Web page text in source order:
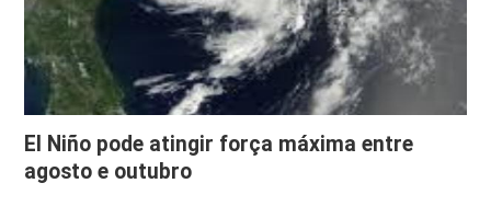
El Niño pode atingir força máxima entre
agosto e outubro